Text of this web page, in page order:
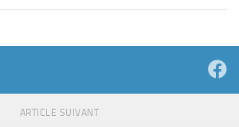
ARTICLE SUIVANT